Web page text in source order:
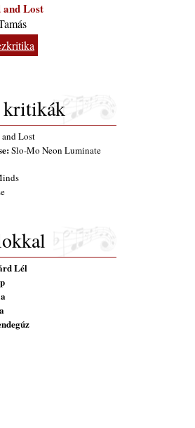
and Lost
kritikák
Lost
Slo-Mo Neon Luminate
Lél